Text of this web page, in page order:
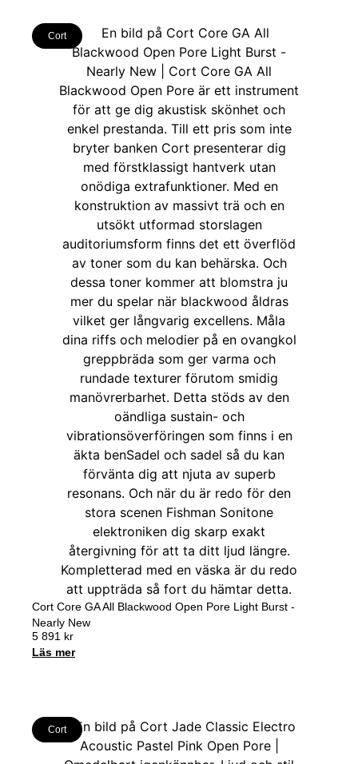
Cort
Cort Core GA All Blackwood Open Pore Light Burst -
Nearly New
5 891 kr
Läs mer
Cort